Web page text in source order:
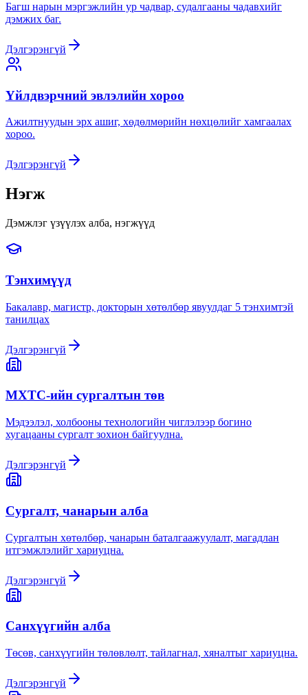
Багш нарын мэргэжлийн ур чадвар, судалгааны чадавхийг
дэмжих баг.
Дэлгэрэнгүй
Үйлдвэрчний эвлэлийн хороо
Ажилтнуудын эрх ашиг, хөдөлмөрийн нөхцөлийг хамгаалах
хороо.
Дэлгэрэнгүй
Нэгж
Дэмжлэг үзүүлэх алба, нэгжүүд
Тэнхимүүд
Бакалавр, магистр, докторын хөтөлбөр явуулдаг 5 тэнхимтэй
танилцах
Дэлгэрэнгүй
МХТС-ийн сургалтын төв
Мэдээлэл, холбооны технологийн чиглэлээр богино
хугацааны сургалт зохион байгуулна.
Дэлгэрэнгүй
Сургалт, чанарын алба
Сургалтын хөтөлбөр, чанарын баталгаажуулалт, магадлан
итгэмжлэлийг хариуцна.
Дэлгэрэнгүй
Санхүүгийн алба
Төсөв, санхүүгийн төлөвлөлт, тайлагнал, хяналтыг хариуцна.
Дэлгэрэнгүй